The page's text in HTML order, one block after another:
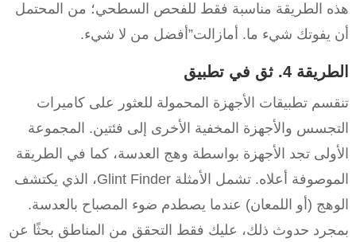
هذه الطريقة مناسبة فقط للفحص السطحي؛ من المحتمل
أن يفوتك شيء ما. أمازالت”أفضل من لا شيء.
الطريقة 4. ثق في تطبيق
تنقسم تطبيقات الأجهزة المحمولة للعثور على كاميرات
التجسس والأجهزة المخفية الأخرى إلى فئتين. المجموعة
الأولى تجد الأجهزة بواسطة وهج العدسة، كما في الطريقة
الموصوفة أعلاه. تشمل الأمثلة Glint Finder، الذي يكتشف
الوهج (أو اللمعان) عندما يصطدم ضوء المصباح بالعدسة.
بمجرد حدوث ذلك، عليك فقط التحقق من المناطق بحثًا عن